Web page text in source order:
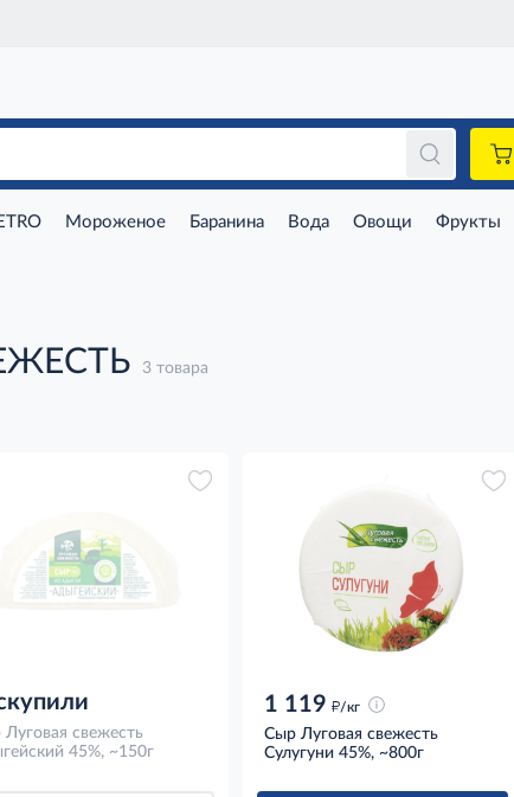
Мороженое Баранина Вода Овощи Фрукты
3 товара
свежесть
45%, ~150г
1 119 д/кг
Сыр Луговая свежесть
Сулугуни 45%, ~800г